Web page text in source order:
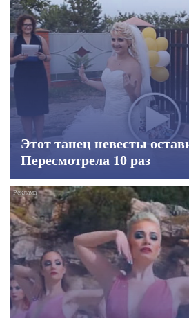
Этот танец невесты
Пересмотрела 10 раз